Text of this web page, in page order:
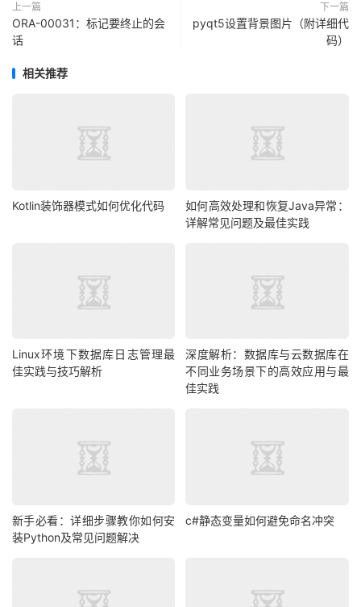
上一篇
ORA-00031：标记要终止的会
话
下一篇
pyqt5设置背景图片（附详细代
码）
相关推荐
Kotlin装饰器模式如何优化代码
如何高效处理和恢复Java异常：
详解常见问题及最佳实践
Linux环境下数据库日志管理最
佳实践与技巧解析
深度解析：数据库与云数据库在
不同业务场景下的高效应用与最
佳实践
新手必看：详细步骤教你如何安
装Python及常见问题解决
c#静态变量如何避免命名冲突